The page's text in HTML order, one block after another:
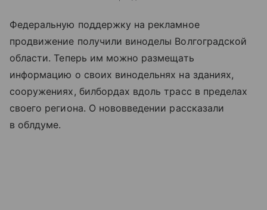
Федеральную поддержку на рекламное
продвижение получили виноделы Волгоградской
области. Теперь им можно размещать
информацию о своих винодельнях на зданиях,
сооружениях, билбордах вдоль трасс в пределах
своего региона. О нововведении рассказали
в облдуме.